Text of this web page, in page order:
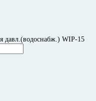
давл.(водоснабж.) WIP-15